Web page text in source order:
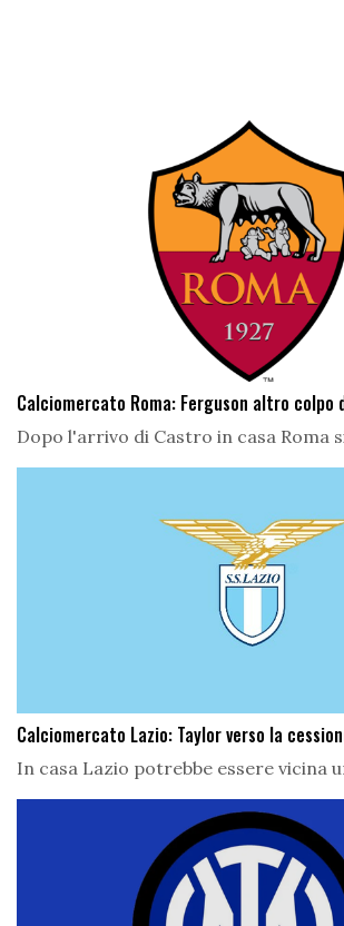
Calciomercato Roma: Ferguson altro colpo
Dopo l'arrivo di Castro in casa Roma
Calciomercato Lazio: Taylor verso la
In casa Lazio potrebbe essere vicina